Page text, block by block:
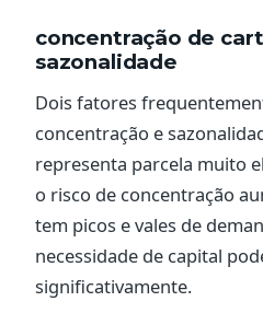
concentração de
sazonalidade
Dois fatores
concentração e
representa parcela muito
o risco de concentração
tem picos e vales de
necessidade de capital
significativamente.